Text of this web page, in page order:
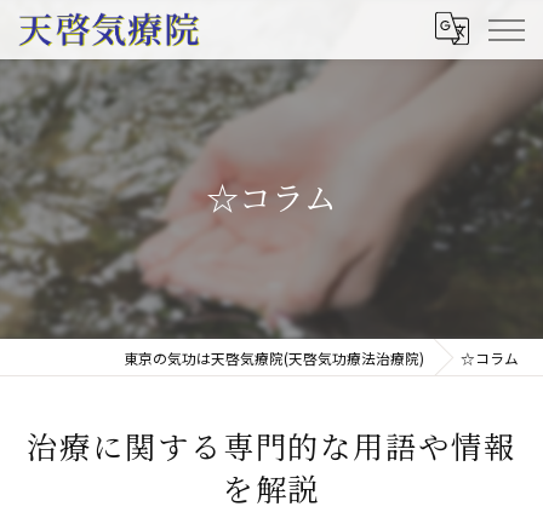
☆コラム
東京の気功は天啓気療院(天啓気功療法治療院) ☆コラム
治療に関する専門的な用語や情報
を解説